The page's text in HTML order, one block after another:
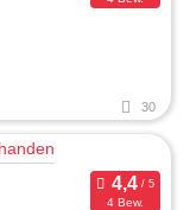
30
4 Bew.